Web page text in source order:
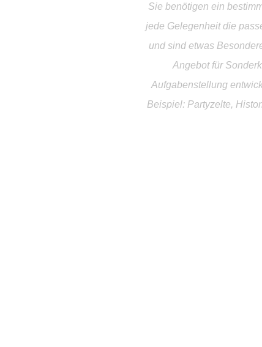
Sie benötigen ein
jede Gelegenheit die
und sind etwas
Angebot für
Aufgabenstellung
Beispiel: Partyzelte,